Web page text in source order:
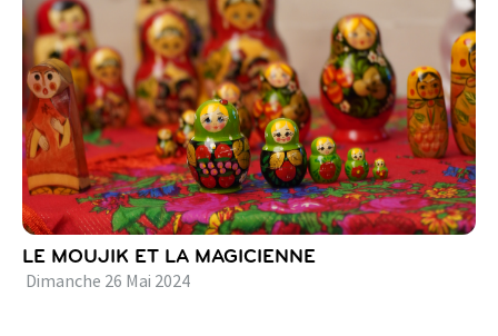
LE MOUJIK ET LA MAGICIENNE
Dimanche 26 Mai 2024